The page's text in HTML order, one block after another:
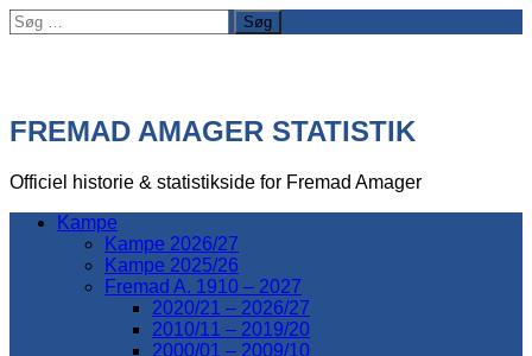
Søg
efter:
FREMAD AMAGER STATISTIK
Officiel historie & statistikside for Fremad Amager
Kampe
Kampe 2026/27
Kampe 2025/26
Fremad A. 1910 – 2027
2020/21 – 2026/27
2010/11 – 2019/20
2000/01 – 2009/10